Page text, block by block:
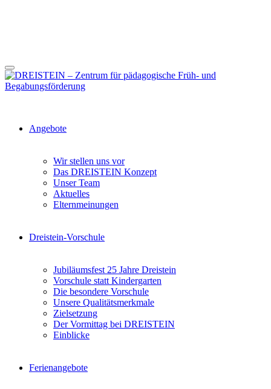
Angebote
Wir stellen uns vor
Das DREISTEIN Konzept
Unser Team
Aktuelles
Elternmeinungen
Dreistein-Vorschule
Jubiläumsfest 25 Jahre Dreistein
Vorschule statt Kindergarten
Die besondere Vorschule
Unsere Qualitätsmerkmale
Zielsetzung
Der Vormittag bei DREISTEIN
Einblicke
Ferienangebote